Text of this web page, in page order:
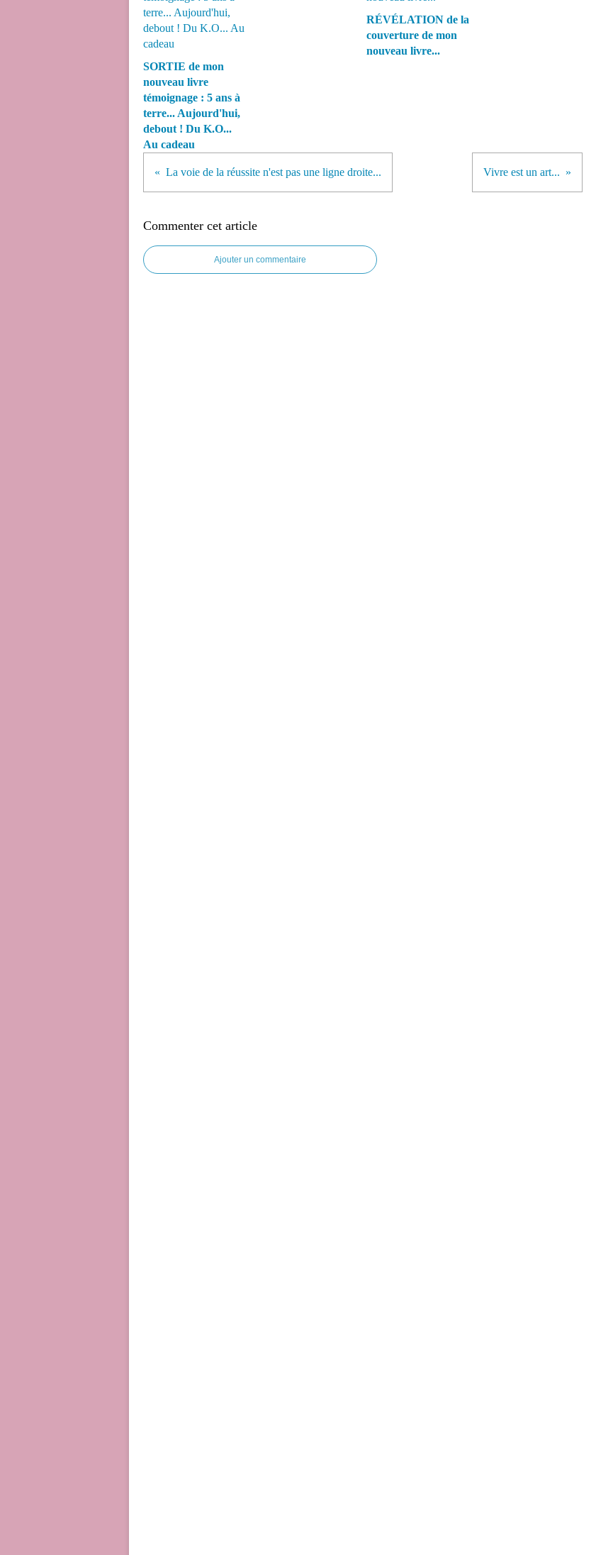
SORTIE de mon
nouveau livre
témoignage : 5 ans à
terre... Aujourd'hui,
debout ! Du K.O...
Au cadeau
RÉVÉLATION de la
couverture de mon
nouveau livre...
La voie de la réussite n'est pas une ligne droite... Vivre est un art...
Commenter cet article
Ajouter un commentaire